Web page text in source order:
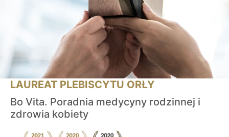
LAUREAT PLEBISCYTU ORŁY
Bo Vita. Poradnia medycyny rodzinnej i
zdrowia kobiety